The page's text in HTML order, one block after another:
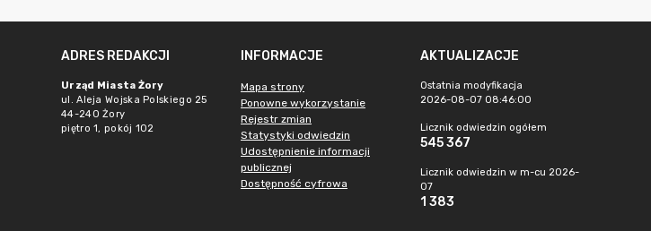
ADRES REDAKCJI
Urząd Miasta Żory
ul. Aleja Wojska Polskiego 25
44-240 Żory
piętro 1, pokój 102
INFORMACJE
Mapa strony
Ponowne wykorzystanie
Rejestr zmian
Statystyki odwiedzin
Udostępnienie informacji
publicznej
Dostępność cyfrowa
AKTUALIZACJE
Ostatnia modyfikacja
2026-08-07 08:46:00
Licznik odwiedzin ogółem
545 367
Licznik odwiedzin w m-cu 2026-
07
1 383